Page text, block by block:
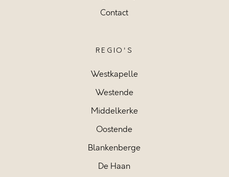
Contact
REGIO'S
Westkapelle
Westende
Middelkerke
Oostende
Blankenberge
De Haan